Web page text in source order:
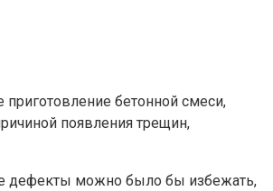
бетонной смеси,
появления трещин,
дефекты можно было бы избежать,